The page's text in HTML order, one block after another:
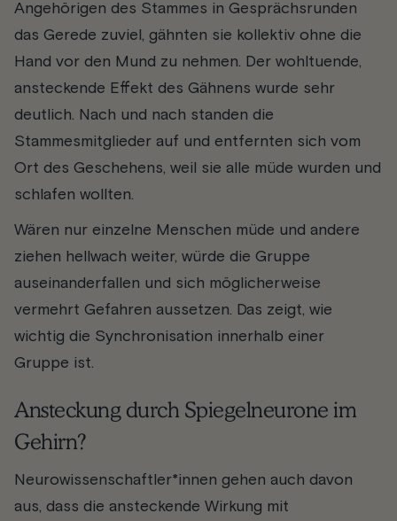
Angehörigen des Stammes in Gesprächsrunden
das Gerede zuviel, gähnten sie kollektiv ohne die
Hand vor den Mund zu nehmen. Der wohltuende,
ansteckende Effekt des Gähnens wurde sehr
deutlich. Nach und nach standen die
Stammesmitglieder auf und entfernten sich vom
Ort des Geschehens, weil sie alle müde wurden und
schlafen wollten.
Wären nur einzelne Menschen müde und andere
ziehen hellwach weiter, würde die Gruppe
auseinanderfallen und sich möglicherweise
vermehrt Gefahren aussetzen. Das zeigt, wie
wichtig die Synchronisation innerhalb einer
Gruppe ist.
Ansteckung durch Spiegelneurone im
Gehirn?
Neurowissenschaftler*innen gehen auch davon
aus, dass die ansteckende Wirkung mit